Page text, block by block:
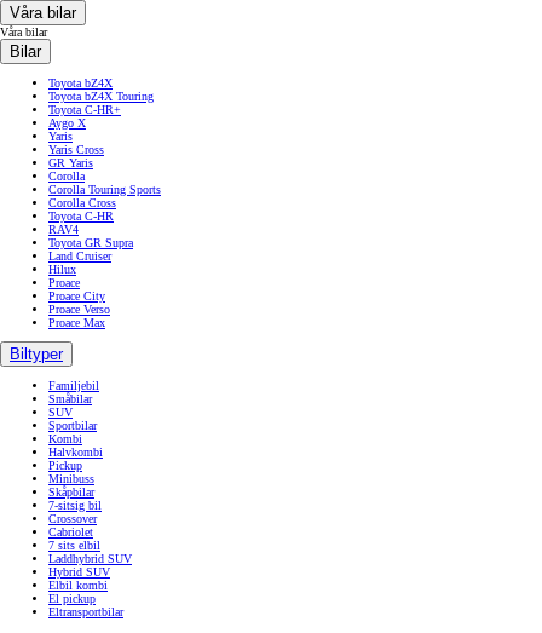
Våra bilar
Våra bilar
Bilar
Toyota bZ4X
Toyota bZ4X Touring
Toyota C-HR+
Aygo X
Yaris
Yaris Cross
GR Yaris
Corolla
Corolla Touring Sports
Corolla Cross
Toyota C-HR
RAV4
Toyota GR Supra
Land Cruiser
Hilux
Proace
Proace City
Proace Verso
Proace Max
Biltyper
Familjebil
Småbilar
SUV
Sportbilar
Kombi
Halvkombi
Pickup
Minibuss
Skåpbilar
7-sitsig bil
Crossover
Cabriolet
7 sits elbil
Laddhybrid SUV
Hybrid SUV
Elbil kombi
El pickup
Eltransportbilar